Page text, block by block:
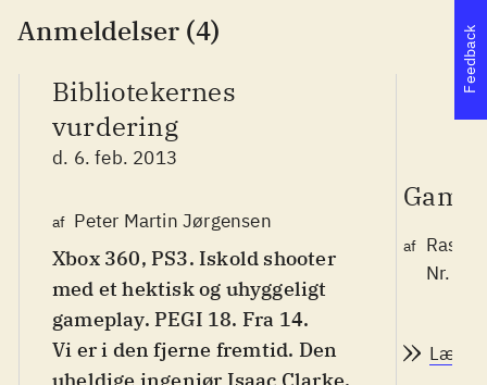
Anmeldelser (4)
Bibliotekernes
vurdering
d. 6. feb. 2013
af Peter Martin Jørgensen
Xbox 360, PS3. Iskold shooter
med et hektisk og uhyggeligt
gameplay. PEGI 18. Fra 14.
Vi er i den fjerne fremtid. Den
uheldige ingeniør Isaac Clarke,
af
Nr.
Læs
Feedback